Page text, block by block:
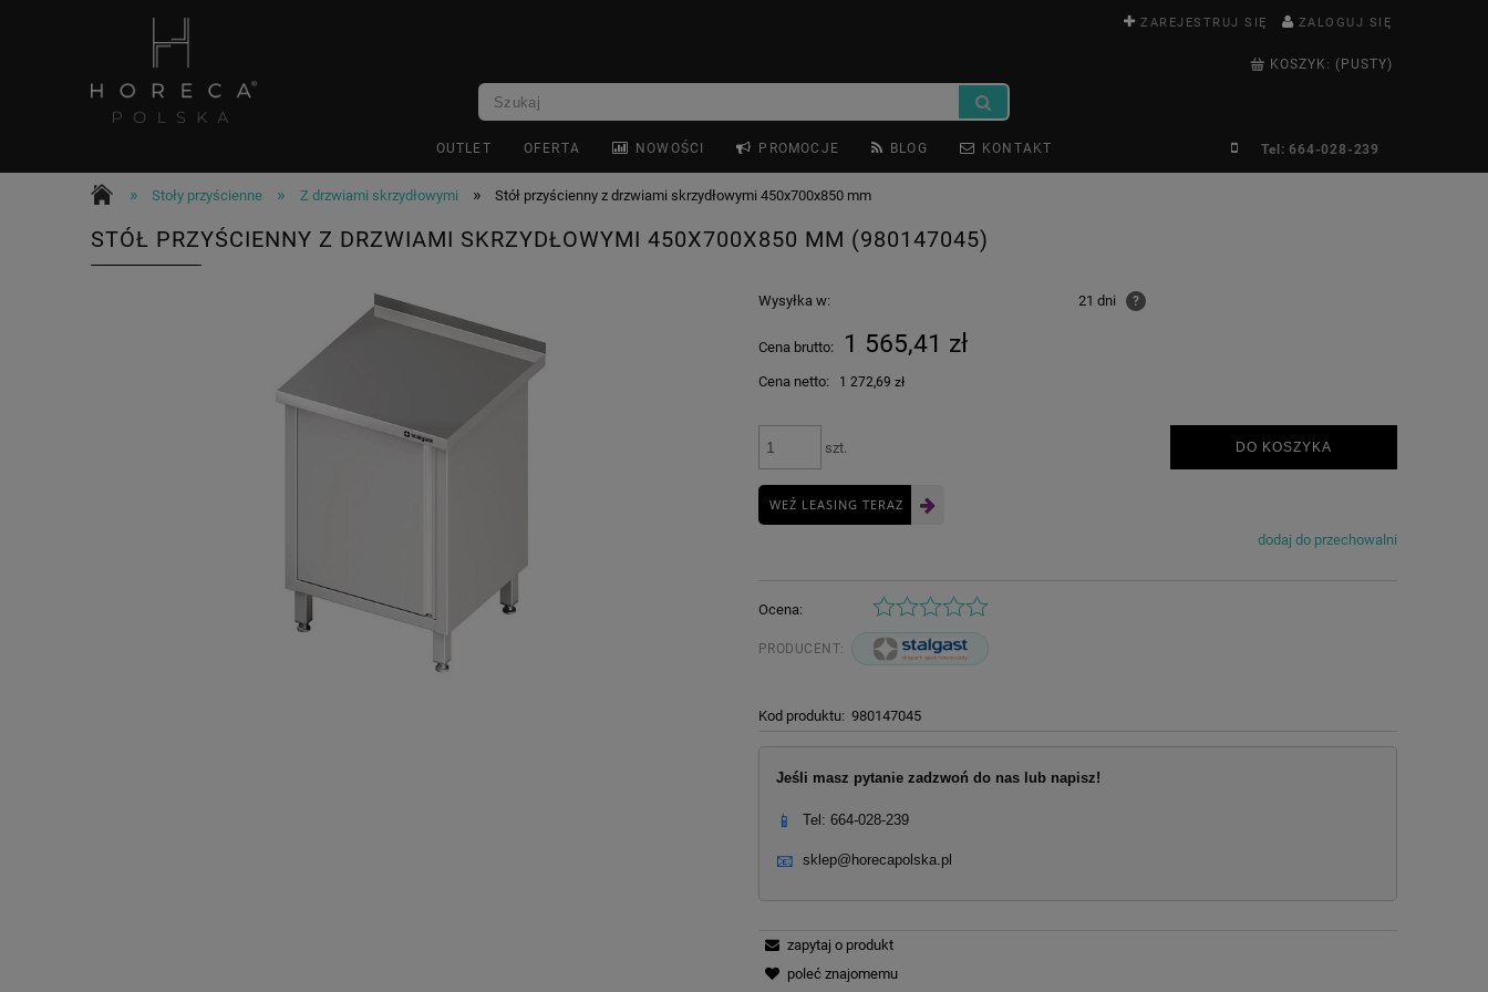
ZAREJESTRUJ SIĘ ZALOGUJ SIĘ
KOSZYK: (PUSTY)
OUTLET OFERTA NOWOŚCI PROMOCJE BLOG KONTAKT Tel: 664-028-239
» Stoły przyścienne » Z drzwiami skrzydłowymi » Stół przyścienny z drzwiami skrzydłowymi 450x700x850 mm
STÓŁ PRZYŚCIENNY Z DRZWIAMI SKRZYDŁOWYMI 450X700X850 MM (980147045)
Wysyłka w: 21 dni ?
Cena brutto: 1 565,41 zł
Cena netto: 1 272,69 zł
szt. DO KOSZYKA
WEŹ LEASING TERAZ
dodaj do przechowalni
Ocena:
PRODUCENT:
Kod produktu: 980147045
Jeśli masz pytanie zadzwoń do nas lub napisz!
📱 Tel: 664-028-239
📧 sklep@horecapolska.pl
zapytaj o produkt
poleć znajomemu